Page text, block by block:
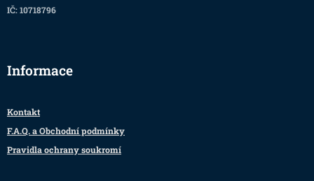
IČ: 10718796
Informace
Kontakt
F.A.Q. a Obchodní podmínky
Pravidla ochrany soukromí